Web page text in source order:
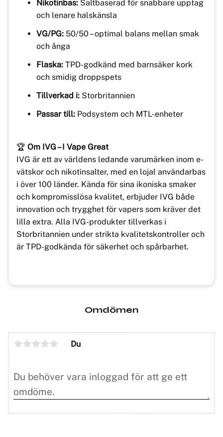
Nikotinbas: Saltbaserad för snabbare upptag
och lenare halskänsla
VG/PG: 50/50 – optimal balans mellan smak
och ånga
Flaska: TPD-godkänd med barnsäker kork
och smidig droppspets
Tillverkad i: Storbritannien
Passar till: Podsystem och MTL-enheter
🏆 Om IVG – I Vape Great
IVG är ett av världens ledande varumärken inom e-
vätskor och nikotinsalter, med en lojal användarbas
i över 100 länder. Kända för sina ikoniska smaker
och kompromisslösa kvalitet, erbjuder IVG både
innovation och trygghet för vapers som kräver det
lilla extra. Alla IVG-produkter tillverkas i
Storbritannien under strikta kvalitetskontroller och
är TPD-godkända för säkerhet och spårbarhet.
Omdömen
Du